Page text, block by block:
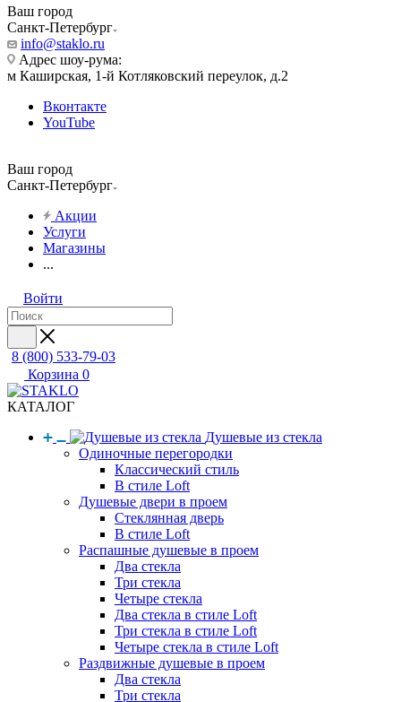
Ваш город
Санкт-Петербург
info@staklo.ru
Адрес шоу-рума:
м Каширская, 1-й Котляковский переулок, д.2
Вконтакте
YouTube
Ваш город
Санкт-Петербург
Акции
Услуги
Магазины
...
Войти
8 (800) 533-79-03
Корзина 0
КАТАЛОГ
Душевые из стекла
Одиночные перегородки
Классический стиль
В стиле Loft
Душевые двери в проем
Стеклянная дверь
В стиле Loft
Распашные душевые в проем
Два стекла
Три стекла
Четыре стекла
Два стекла в стиле Loft
Три стекла в стиле Loft
Четыре стекла в стиле Loft
Раздвижные душевые в проем
Два стекла
Три стекла